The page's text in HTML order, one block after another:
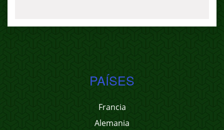
PAÍSES
Francia
Alemania